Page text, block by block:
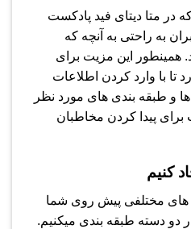
در متا دیتای فید پادکست
به راحتی به آنچه که
همینطور این مزیت برای
تا با وارد کردن اطلاعات
و طبقه بندی های مورد نظر
پیدا کردن مخاطبان
کنیم
های مختلفی پیش روی شما
دو دسته طبقه بندی میکنیم.